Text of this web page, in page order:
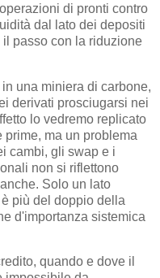
di pronti contro
dal lato dei depositi
passo con la riduzione
una miniera di carbone,
derivati prosciugarsi nei
lo vedremo replicato
ma un problema
cambi, gli swap e i
non si riflettono
Solo un lato
più del doppio della
d'importanza sistemica
quando e dove il